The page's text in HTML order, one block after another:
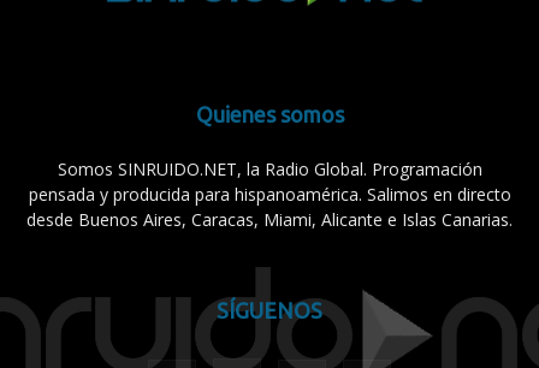
Quienes somos
Somos SINRUIDO.NET, la Radio Global. Programación
pensada y producida para hispanoamérica. Salimos en directo
desde Buenos Aires, Caracas, Miami, Alicante e Islas Canarias.
SÍGUENOS